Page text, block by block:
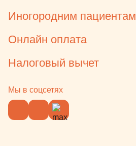
Иногородним пациентам
Онлайн оплата
Налоговый вычет
Мы в соцсетях